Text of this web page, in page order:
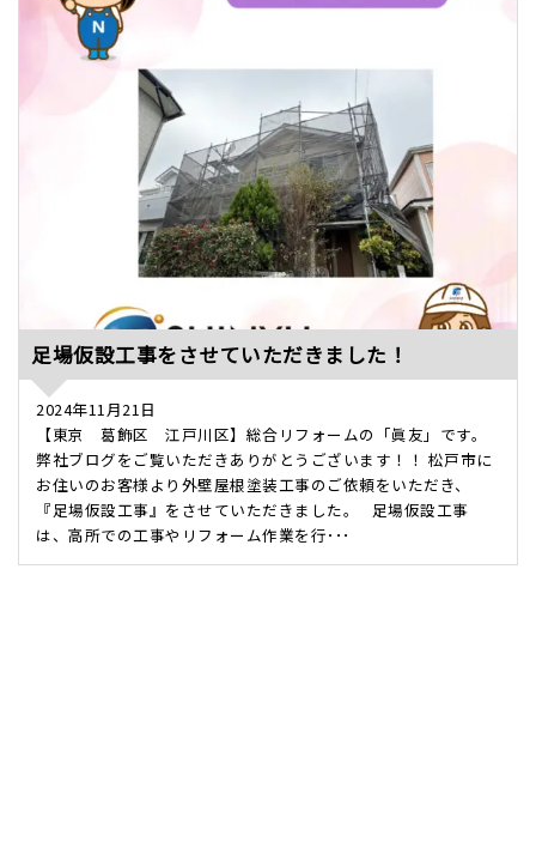
足場仮設工事をさせていただきました！
2024年11月21日
【東京 葛飾区 江戸川区】総合リフォームの「眞友」です。
弊社ブログをご覧いただきありがとうございます！！ 松戸市に
お住いのお客様より外壁屋根塗装工事のご依頼をいただき、
『足場仮設工事』をさせていただきました。 足場仮設工事
は、高所での工事やリフォーム作業を行･･･